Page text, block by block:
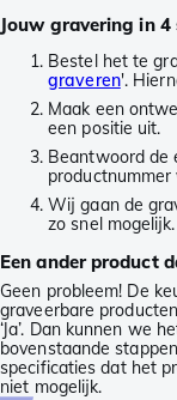
Jouw gravering in 4
Bestel het te
graveren'.
Maak een
een positie uit.
Beantwoord de
Wij gaan de
zo snel mogelijk.
Een ander product
Geen probleem! De
graveerbare
‘Ja’. Dan kunnen we
bovenstaande
specificaties dat het
niet mogelijk.